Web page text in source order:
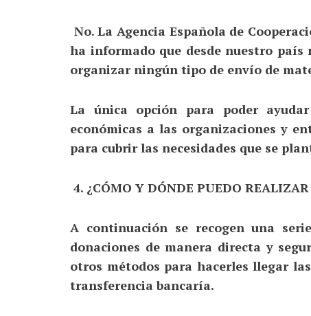
No. La Agencia Española de
ha informado que desde
organizar ningún tipo de envío de
La única opción para poder
económicas a las organizaciones y
para cubrir las necesidades que se
4. ¿CÓMO Y DÓNDE PUEDO
A continuación se recogen una
donaciones de manera directa y
otros métodos para hacerles llegar
transferencia bancaría.